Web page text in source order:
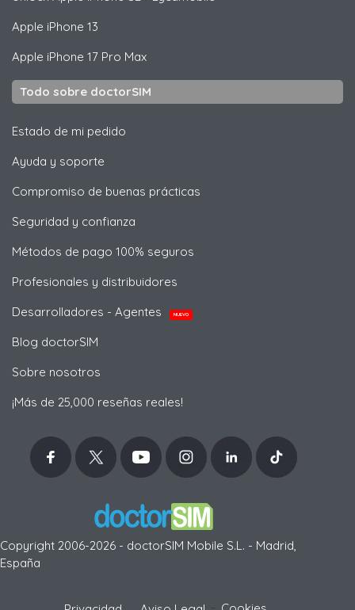
Apple iPhone 13
Apple iPhone 17 Pro Max
Todo sobre doctorSIM
Estado de mi pedido
Ayuda y soporte
Compromiso de buenas prácticas
Seguridad y confianza
Métodos de pago 100% seguros
Profesionales y distribuidores
Desarrolladores - Agentes
NUEVO
Blog doctorSIM
Sobre nosotros
¡Más de 25,000 reseñas reales!
Copyright 2006-2026 - doctorSIM Mobile S.L. - Madrid,
España